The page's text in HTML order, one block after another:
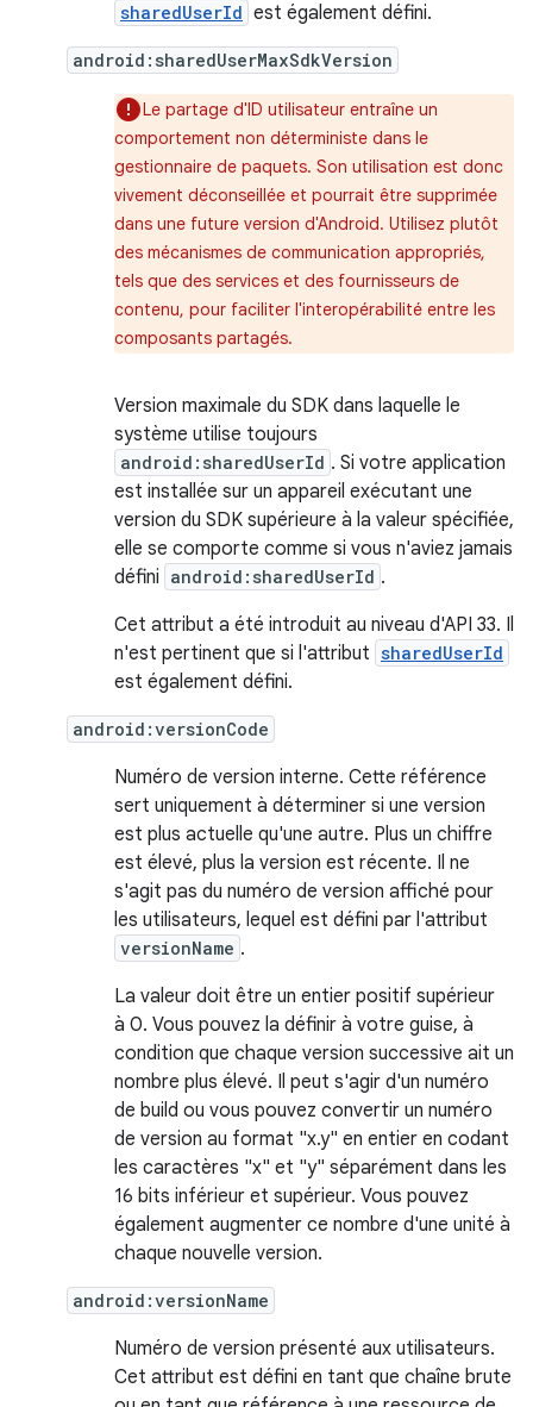
sharedUserId est également défini.
android:sharedUserMaxSdkVersion
Le partage d'ID utilisateur entraîne un
comportement non déterministe dans le
gestionnaire de paquets. Son utilisation est donc
vivement déconseillée et pourrait être supprimée
dans une future version d'Android. Utilisez plutôt
des mécanismes de communication appropriés,
tels que des services et des fournisseurs de
contenu, pour faciliter l'interopérabilité entre les
composants partagés.
Version maximale du SDK dans laquelle le
système utilise toujours
android:sharedUserId . Si votre application
est installée sur un appareil exécutant une
version du SDK supérieure à la valeur spécifiée,
elle se comporte comme si vous n'aviez jamais
défini android:sharedUserId .
Cet attribut a été introduit au niveau d'API 33. Il
n'est pertinent que si l'attribut sharedUserId
est également défini.
android:versionCode
Numéro de version interne. Cette référence
sert uniquement à déterminer si une version
est plus actuelle qu'une autre. Plus un chiffre
est élevé, plus la version est récente. Il ne
s'agit pas du numéro de version affiché pour
les utilisateurs, lequel est défini par l'attribut
versionName .
La valeur doit être un entier positif supérieur
à 0. Vous pouvez la définir à votre guise, à
condition que chaque version successive ait un
nombre plus élevé. Il peut s'agir d'un numéro
de build ou vous pouvez convertir un numéro
de version au format "x.y" en entier en codant
les caractères "x" et "y" séparément dans les
16 bits inférieur et supérieur. Vous pouvez
également augmenter ce nombre d'une unité à
chaque nouvelle version.
android:versionName
Numéro de version présenté aux utilisateurs.
Cet attribut est défini en tant que chaîne brute